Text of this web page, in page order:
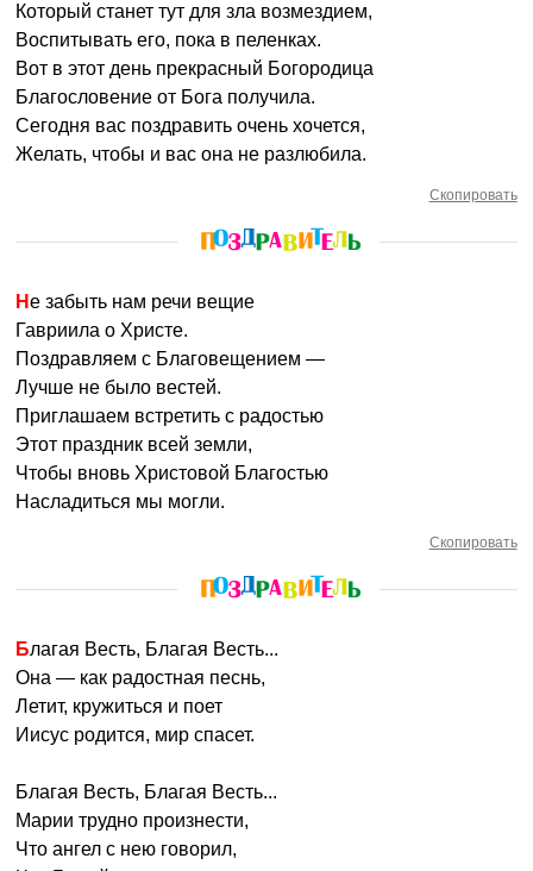
Который станет тут для зла возмездием,
Воспитывать его, пока в пеленках.
Вот в этот день прекрасный Богородица
Благословение от Бога получила.
Сегодня вас поздравить очень хочется,
Желать, чтобы и вас она не разлюбила.
Скопировать
Не забыть нам речи вещие
Гавриила о Христе.
Поздравляем с Благовещением —
Лучше не было вестей.
Приглашаем встретить с радостью
Этот праздник всей земли,
Чтобы вновь Христовой Благостью
Насладиться мы могли.
Скопировать
Благая Весть, Благая Весть...
Она — как радостная песнь,
Летит, кружиться и поет
Иисус родится, мир спасет.
Благая Весть, Благая Весть...
Марии трудно произнести,
Что ангел с нею говорил,